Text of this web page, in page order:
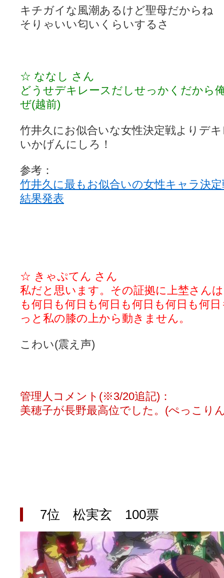
キチガイな風潮あるけど聖母だからね
そりゃいい匂いくらいするさ
☆ ななし さん
どうせデキレースだしせっかくだから
ぜ(越前)
竹井久にお似合いな女性決定戦よりデ
いかげんにしろ！
参考：
竹井久に最もお似合いの女性キャラ決
結果発表
☆ きゃぷてん さん
私だと思います。その証拠に上埜さん
も何日も何日も何日も何日も何日も何
っと私の膝の上から動きません。
こわい(震え声)
管理人コメント(※3/20追記)：
美穂子が長野最高位でした。(ぺっこり
7位 松実玄 100票